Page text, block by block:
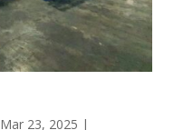
Mar 23, 2025 |